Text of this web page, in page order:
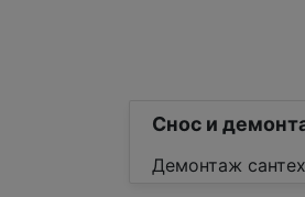
Снос и
Демонтаж